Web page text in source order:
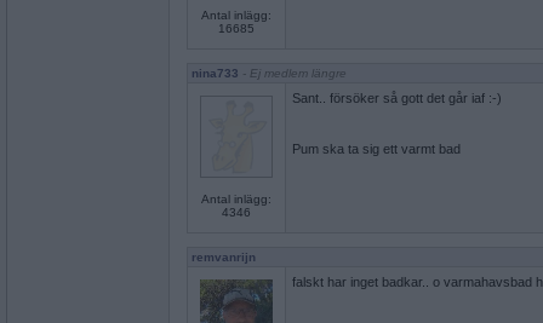
Antal inlägg:
16685
nina733 - Ej medlem längre
Antal inlägg:
4346
Sant.. försöker så gott det går iaf :-)
Pum ska ta sig ett varmt bad
remvanrijn
falskt har inget badkar.. o varmahavsbad